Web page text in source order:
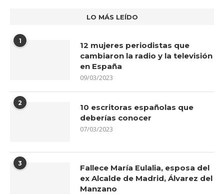
LO MÁS LEÍDO
1
12 mujeres periodistas que
cambiaron la radio y la televisión
en España
09/03/2023
2
10 escritoras españolas que
deberías conocer
07/03/2023
3
Fallece María Eulalia, esposa del
ex Alcalde de Madrid, Álvarez del
Manzano